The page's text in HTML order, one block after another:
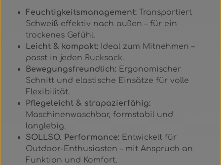
Feuchtigkeitsmanagement: Transportiert
Schweiß effektiv nach außen – für ein
trockenes Gefühl.
Leicht & kompakt: Ideal zum Mitnehmen –
passt in jeden Rucksack.
Bewegungsfreundlich: Ergonomischer
Schnitt und elastische Einsätze für volle
Flexibilität.
Pflegeleicht & strapazierfähig:
Maschinenwaschbar, formstabil und
langlebig.
SOLLSO. Performance: Entwickelt für
Outdoor-Enthusiasten – mit Anspruch an
Funktion und Komfort.